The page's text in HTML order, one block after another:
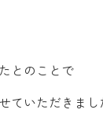
とのことで
ていただきま